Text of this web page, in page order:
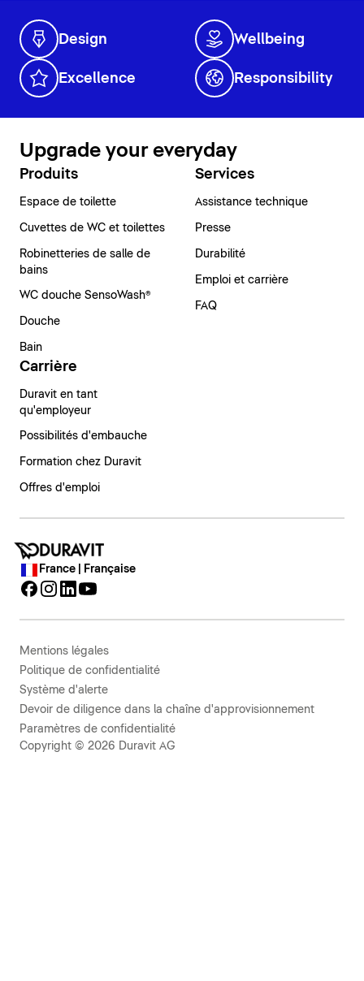
Design Wellbeing
Excellence Responsibility
Upgrade your everyday
Produits
Espace de toilette
Cuvettes de WC et toilettes
Robinetteries de salle de
bains
WC douche SensoWash®
Douche
Bain
Services
Assistance technique
Presse
Durabilité
Emploi et carrière
FAQ
Carrière
Duravit en tant
qu'employeur
Possibilités d'embauche
Formation chez Duravit
Offres d'emploi
France | Française
Mentions légales
Politique de confidentialité
Système d'alerte
Devoir de diligence dans la chaîne d'approvisionnement
Paramètres de confidentialité
Copyright © 2026 Duravit AG